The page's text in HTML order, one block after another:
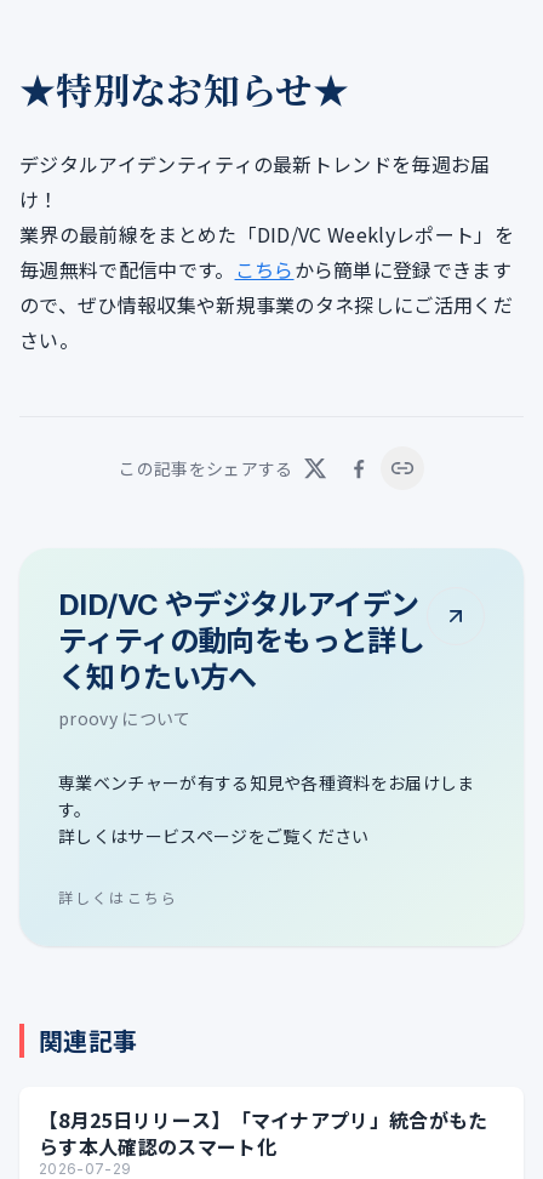
★特別なお知らせ★
デジタルアイデンティティの最新トレンドを毎週お届
け！
業界の最前線をまとめた「DID/VC Weeklyレポート」を
毎週無料で配信中です。 こちらから簡単に登録できます
ので、ぜひ情報収集や新規事業のタネ探しにご活用くだ
さい。
この記事をシェアする
DID/VC やデジタルアイデン
ティティの動向をもっと詳し
く知りたい方へ
proovy について
専業ベンチャーが有する知見や各種資料をお届けしま
す。
詳しくはサービスページをご覧ください
詳しくはこちら
関連記事
【8月25日リリース】「マイナアプリ」統合がもた
らす本人確認のスマート化
2026-07-29